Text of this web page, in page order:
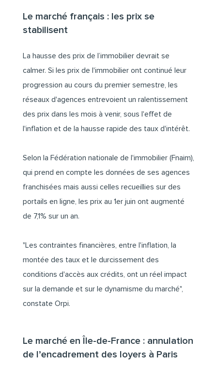
Le marché français : les prix se
stabilisent
La hausse des prix de l’immobilier devrait se
calmer. Si les prix de l'immobilier ont continué leur
progression au cours du premier semestre, les
réseaux d'agences entrevoient un ralentissement
des prix dans les mois à venir, sous l'effet de
l'inflation et de la hausse rapide des taux d'intérêt.
Selon la Fédération nationale de l'immobilier (Fnaim),
qui prend en compte les données de ses agences
franchisées mais aussi celles recueillies sur des
portails en ligne, les prix au 1er juin ont augmenté
de 7,1% sur un an.
"Les contraintes financières, entre l'inflation, la
montée des taux et le durcissement des
conditions d'accès aux crédits, ont un réel impact
sur la demande et sur le dynamisme du marché",
constate Orpi.
Le marché en Île-de-France : annulation
de l’encadrement des loyers à Paris